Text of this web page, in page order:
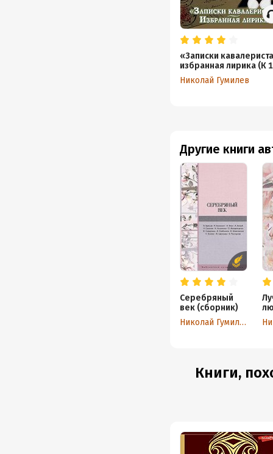
Другие книги
Серебряный
век (сборник)
Николай Гумилев
«Записки
избранная лирика (К
летнему юбилею
Николай Гумилев
Книги,